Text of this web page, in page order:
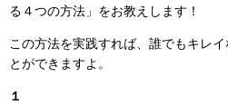
る４つの方法」をお教えします！
この方法を実践すれば、誰でもキレ
とができますよ。
１